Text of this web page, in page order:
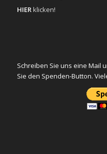
HIERklicken!
Schreiben Sie uns eine Mail
Sie den Spenden-Button.